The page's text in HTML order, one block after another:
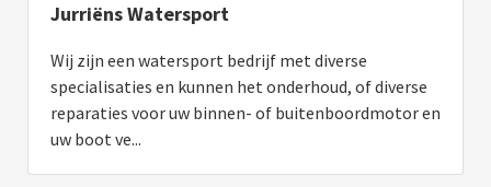
Jurriëns Watersport
Wij zijn een watersport bedrijf met diverse
specialisaties en kunnen het onderhoud, of diverse
reparaties voor uw binnen- of buitenboordmotor en
uw boot ve...